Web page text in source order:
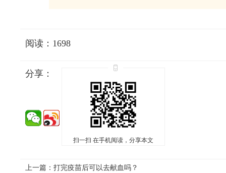
阅读：1698
分享：
扫一扫 在手机阅读，分享本文
上一篇：打完疫苗后可以去献血吗？